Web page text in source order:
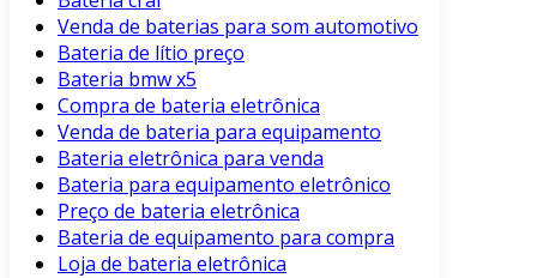
Venda de baterias para som automotivo
Bateria de lítio preço
Bateria bmw x5
Compra de bateria eletrônica
Venda de bateria para equipamento
Bateria eletrônica para venda
Bateria para equipamento eletrônico
Preço de bateria eletrônica
Bateria de equipamento para compra
Loja de bateria eletrônica